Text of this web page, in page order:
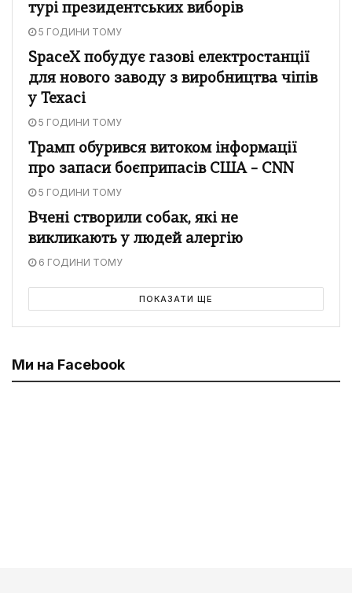
турі президентських виборів
5 ГОДИНИ ТОМУ
SpaceX побудує газові електростанції
для нового заводу з виробництва чіпів
у Техасі
5 ГОДИНИ ТОМУ
Трамп обурився витоком інформації
про запаси боєприпасів США – CNN
5 ГОДИНИ ТОМУ
Вчені створили собак, які не
викликають у людей алергію
6 ГОДИНИ ТОМУ
ПОКАЗАТИ ЩЕ
Ми на Facebook